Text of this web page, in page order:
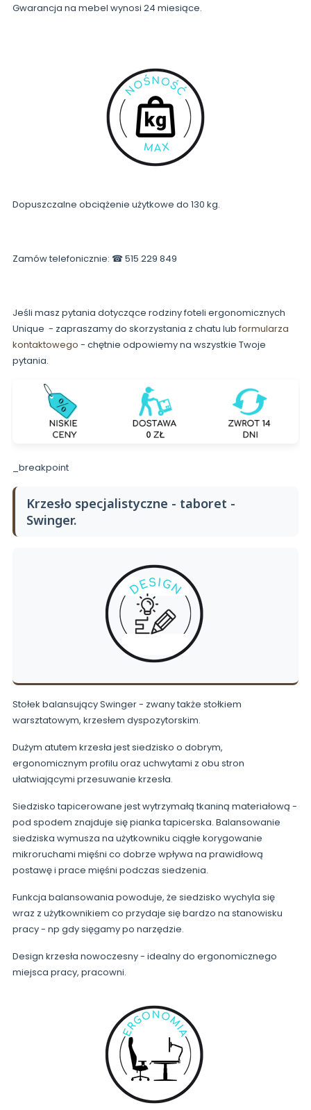
Gwarancja na mebel wynosi 24 miesiące.
Dopuszczalne obciążenie użytkowe do 130 kg.
Zamów telefonicznie: ☎ 515 229 849
Jeśli masz pytania dotyczące rodziny foteli ergonomicznych
Unique - zapraszamy do skorzystania z chatu lub formularza
kontaktowego - chętnie odpowiemy na wszystkie Twoje
pytania.
_breakpoint
Krzesło specjalistyczne - taboret -
Swinger.
Stołek balansujący Swinger - zwany także stołkiem
warsztatowym, krzesłem dyspozytorskim.
Dużym atutem krzesła jest siedzisko o dobrym,
ergonomicznym profilu oraz uchwytami z obu stron
ułatwiającymi przesuwanie krzesła.
Siedzisko tapicerowane jest wytrzymałą tkaniną materiałową -
pod spodem znajduje się pianka tapicerska. Balansowanie
siedziska wymusza na użytkowniku ciągłe korygowanie
mikroruchami mięśni co dobrze wpływa na prawidłową
postawę i prace mięśni podczas siedzenia.
Funkcja balansowania powoduje, że siedzisko wychyla się
wraz z użytkownikiem co przydaje się bardzo na stanowisku
pracy - np gdy sięgamy po narzędzie.
Design krzesła nowoczesny - idealny do ergonomicznego
miejsca pracy, pracowni.